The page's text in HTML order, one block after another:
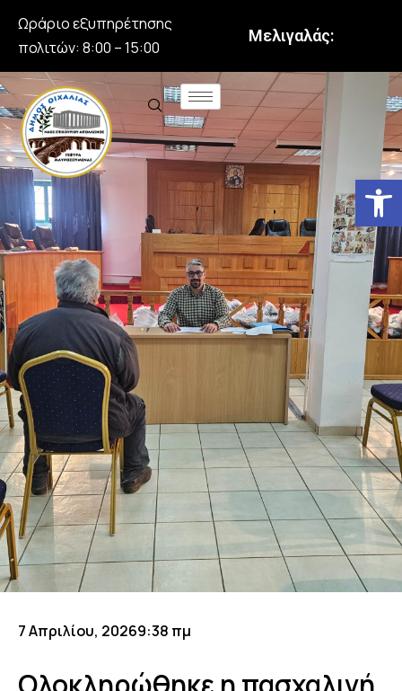
Ωράριο εξυπηρέτησης
πολιτών: 8:00 – 15:00
Μελιγαλάς:
7 Απριλίου, 20269:38 πμ